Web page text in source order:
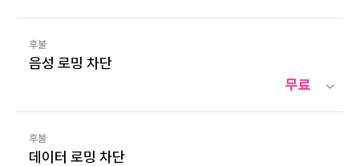
후불
음성 로밍 차단
무료
후불
데이터 로밍 차단